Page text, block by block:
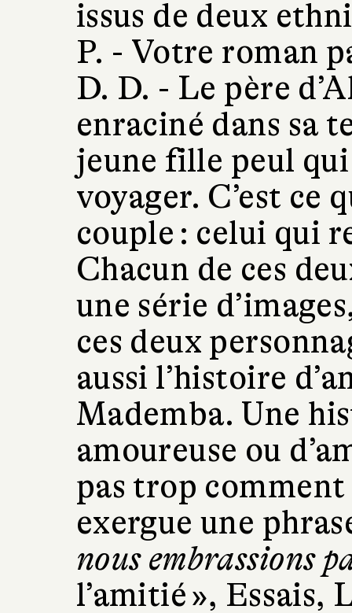
issus de deux
P. - Votre roman
D. D. - Le père
enraciné dans sa
jeune fille peul
voyager. C’est ce
couple : celui qui
Chacun de ces
une série
ces deux
aussi l’histoire
Mademba. Une
amoureuse ou
pas trop comment
exergue une
nous embrassions
l’amitié », Essais,